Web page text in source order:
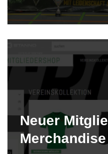
Neuer
Merchandise